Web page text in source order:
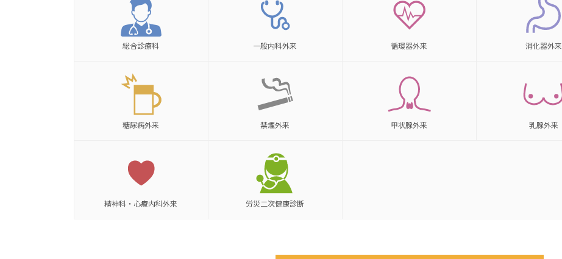
総合診療科 一般内科外来 循環器外来 消化器外来
糖尿病外来 禁煙外来 甲状腺外来 乳腺外来
精神科・心療内科外来 労災二次健康診断